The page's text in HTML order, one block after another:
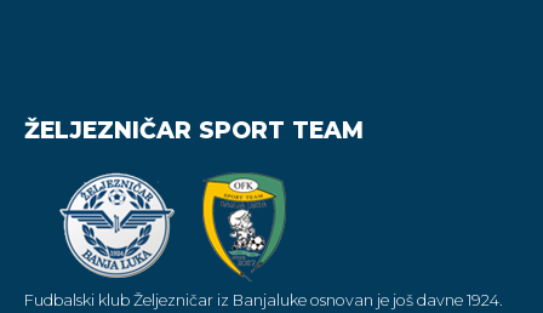
ŽELJEZNIČAR SPORT TEAM
Fudbalski klub Željezničar iz Banjaluke osnovan je još davne 1924.